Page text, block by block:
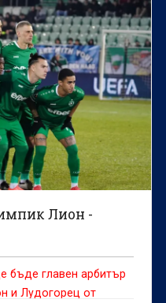
Лион -
бъде главен арбитър
и Лудогорец от